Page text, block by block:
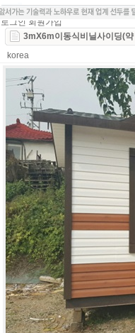
로그인 회원가입
3mX6m이동식비닐사이딩(
korea